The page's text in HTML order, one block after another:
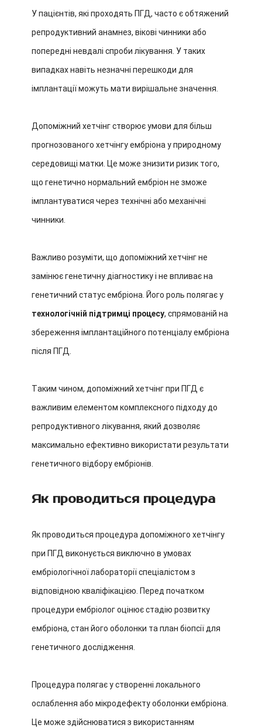
У пацієнтів, які проходять ПГД, часто є обтяжений
репродуктивний анамнез, вікові чинники або
попередні невдалі спроби лікування. У таких
випадках навіть незначні перешкоди для
імплантації можуть мати вирішальне значення.
Допоміжний хетчінг створює умови для більш
прогнозованого хетчінгу ембріона у природному
середовищі матки. Це може знизити ризик того,
що генетично нормальний ембріон не зможе
імплантуватися через технічні або механічні
чинники.
Важливо розуміти, що допоміжний хетчінг не
замінює генетичну діагностику і не впливає на
генетичний статус ембріона. Його роль полягає у
технологічній підтримці процесу, спрямованій на
збереження імплантаційного потенціалу ембріона
після ПГД.
Таким чином, допоміжний хетчінг при ПГД є
важливим елементом комплексного підходу до
репродуктивного лікування, який дозволяє
максимально ефективно використати результати
генетичного відбору ембріонів.
Як проводиться процедура
Як проводиться процедура допоміжного хетчінгу
при ПГД виконується виключно в умовах
ембріологічної лабораторії спеціалістом з
відповідною кваліфікацією. Перед початком
процедури ембріолог оцінює стадію розвитку
ембріона, стан його оболонки та план біопсії для
генетичного дослідження.
Процедура полягає у створенні локального
ослаблення або мікродефекту оболонки ембріона.
Це може здійснюватися з використанням